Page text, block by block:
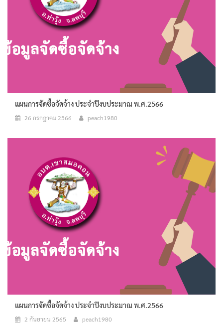
แผนการจัดซื้อจัดจ้าง ประจำปีงบประมาณ พ.ศ.2566
26 กรกฎาคม 2566 peach1980
แผนการจัดซื้อจัดจ้าง ประจำปีงบประมาณ พ.ศ.2566
2 กันยายน 2565 peach1980